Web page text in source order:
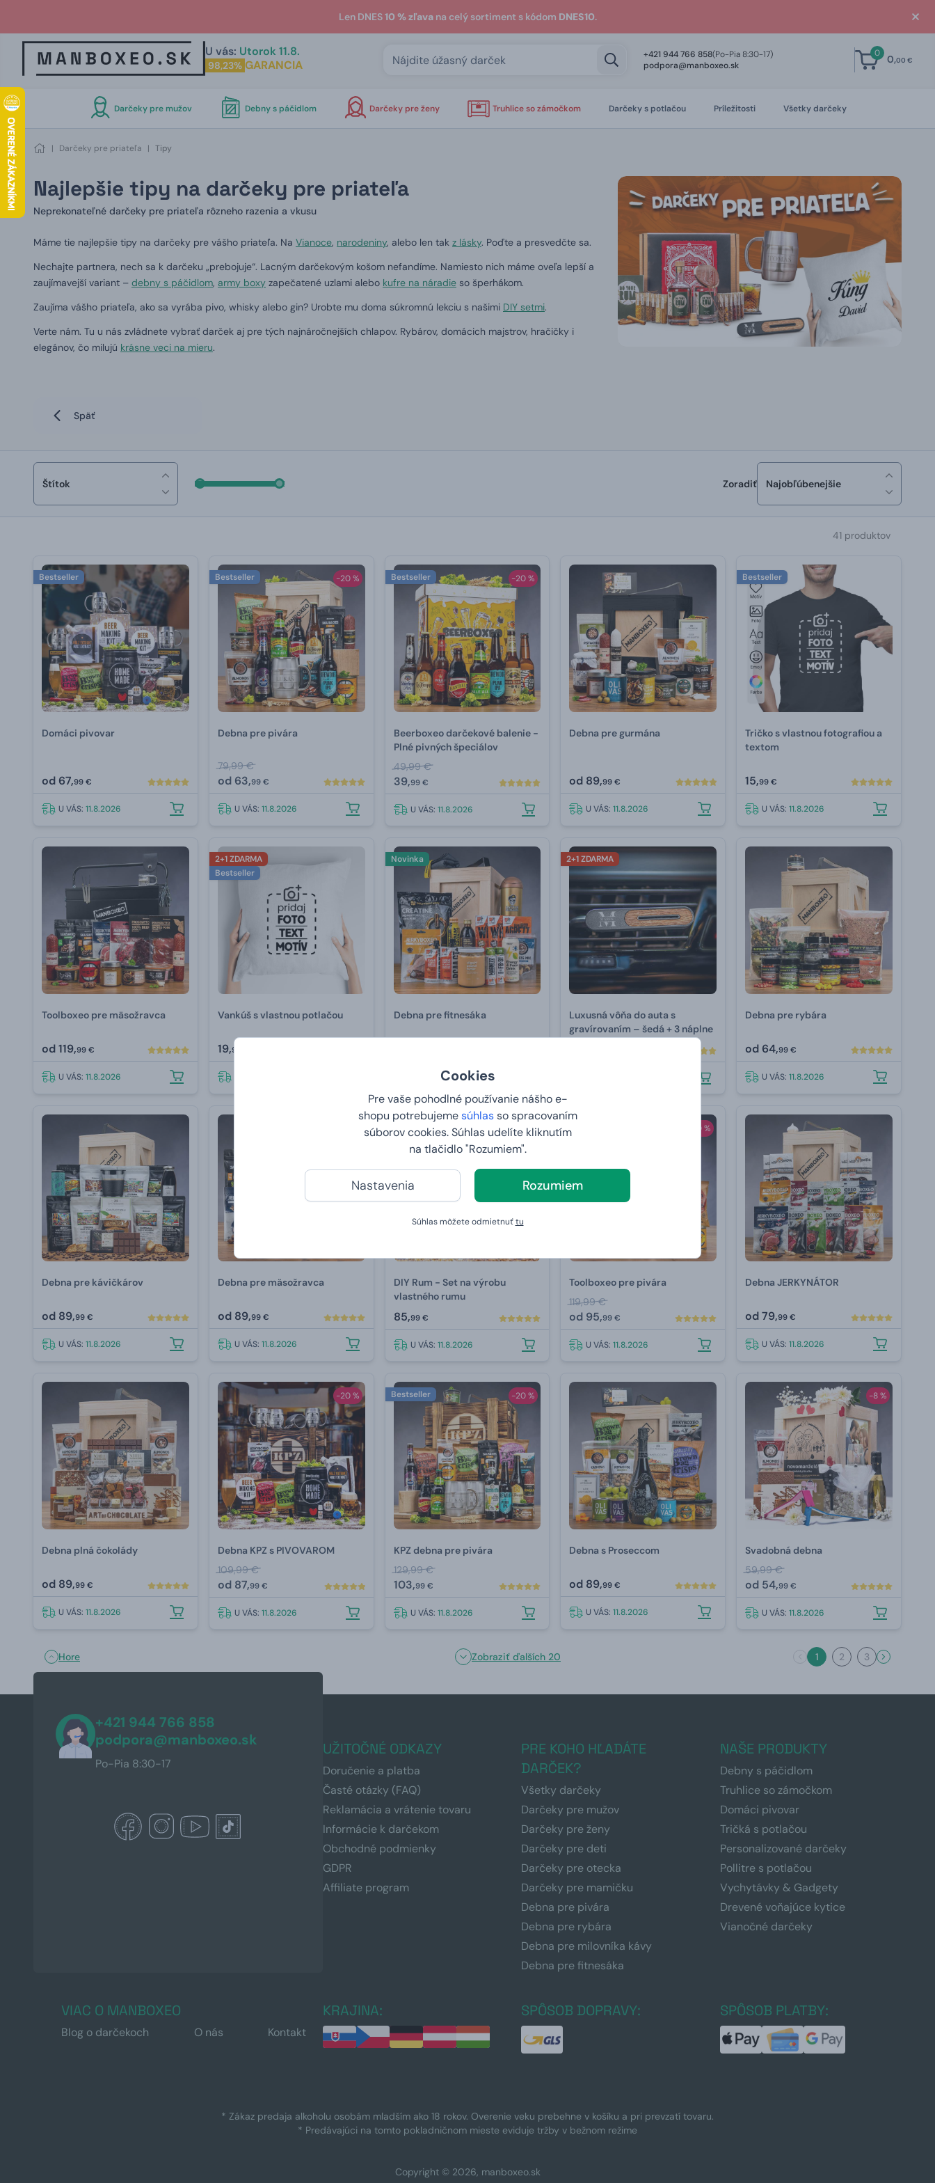
Cookies
Pre vaše pohodlné používanie nášho e-
shopu potrebujemesúhlasso spracovaním
súborov cookies. Súhlas udelíte kliknutím
na tlačidlo "Rozumiem".
Nastavenia Rozumiem
Súhlas môžete odmietnuťtu
Len DNES10 % zľavana celý sortiment s kódom DNES10.
U vás: Utorok 11.8.
98,23% GARANCIA
+421 944 766 858(Po-Pia 8:30-17)
podpora@manboxeo.sk
0 0,00 €
Darčeky pre mužov Debny s páčidlom Darčeky pre ženy Truhlice so zámočkom Darčeky s potlačou Príležitosti Všetky darčeky
| Darčeky pre priateľa | Tipy
Najlepšie tipy na darčeky pre priateľa
Neprekonateľné darčeky pre priateľa rôzneho razenia a vkusu
Máme tie najlepšie tipy na darčeky pre vášho priateľa. Na Vianoce, narodeniny, alebo len tak z lásky. Poďte a presvedčte sa.
Nechajte partnera, nech sa k darčeku „prebojuje“. Lacným darčekovým košom nefandíme. Namiesto nich máme oveľa lepší a
zaujímavejší variant – debny s páčidlom, army boxy zapečatené uzlami alebo kufre na náradie so šperhákom.
Zaujíma vášho priateľa, ako sa vyrába pivo, whisky alebo gin? Urobte mu doma súkromnú lekciu s našimi DIY setmi.
Verte nám. Tu u nás zvládnete vybrať darček aj pre tých najnáročnejších chlapov. Rybárov, domácich majstrov, hračičky i
elegánov, čo milujú krásne veci na mieru.
Späť
Štítok Zoradiť Najobľúbenejšie
41 produktov
Bestseller
Domáci pivovar
od 67,99 €
U VÁS: 11.8.2026
-20 %
Bestseller
Debna pre pivára
79,99 €
od 63,99 €
U VÁS: 11.8.2026
-20 %
Bestseller
Beerboxeo darčekové balenie -
Plné pivných špeciálov
49,99 €
39,99 €
U VÁS: 11.8.2026
Debna pre gurmána
od 89,99 €
U VÁS:11.8.2026
Bestseller
Tričko s vlastnou fotografiou a
textom
15,99 €
U VÁS:11.8.2026
Toolboxeo pre mäsožravca
od119,99 €
U VÁS: 11.8.2026
2+1 ZDARMA
Bestseller
Vankúš s vlastnou potlačou
19,99 €
Novinka
Debna pre fitnesáka
11.8.2026
2+1 ZDARMA
Luxusná vôňa do auta s
gravírovaním –⁠ šedá + 3 náplne
Debna pre rybára
od 64,99 €
U VÁS:11.8.2026
Debna pre kávičkárov
od 89,99 €
U VÁS: 11.8.2026
Debna pre mäsožravca
od 89,99 €
U VÁS: 11.8.2026
Bestseller
DIY Rum - Set na výrobu
vlastného rumu
85,99 €
U VÁS: 11.8.2026
-20 %
Toolboxeo pre pivára
119,99 €
od 95,99 €
U VÁS:11.8.2026
Debna JERKYNÁTOR
od79,99 €
U VÁS:11.8.2026
Debna plná čokolády
od 89,99 €
U VÁS: 11.8.2026
-20 %
Debna KPZ s PIVOVAROM
109,99 €
od 87,99 €
U VÁS: 11.8.2026
-20 %
Bestseller
KPZ debna pre pivára
129,99 €
103,99 €
U VÁS: 11.8.2026
Debna s Proseccom
od 89,99 €
U VÁS:11.8.2026
-8 %
Svadobná debna
59,99 €
od 54,99 €
U VÁS:11.8.2026
Hore Zobraziť ďalších 20 1 2 3
+421 944 766 858
podpora@manboxeo.sk
Po-Pia 8:30-17
UŽITOČNÉ ODKAZY
Doručenie a platba
Časté otázky (FAQ)
Reklamácia a vrátenie tovaru
Informácie k darčekom
Obchodné podmienky
GDPR
Affiliate program
PRE KOHO HĽADÁTE
DARČEK?
Všetky darčeky
Darčeky pre mužov
Darčeky pre ženy
Darčeky pre deti
Darčeky pre otecka
Darčeky pre mamičku
Debna pre pivára
Debna pre rybára
Debna pre milovníka kávy
Debna pre fitnesáka
NAŠE PRODUKTY
Debny s páčidlom
Truhlice so zámočkom
Domáci pivovar
Tričká s potlačou
Personalizované darčeky
Pollitre s potlačou
Vychytávky & Gadgety
Drevené voňajúce kytice
Vianočné darčeky
VIAC O MANBOXEO
Blog o darčekoch O nás Kontakt
KRAJINA: SPÔSOB DOPRAVY: SPÔSOB PLATBY:
* Zákaz predaja alkoholu osobám mladším ako 18 rokov. Overenie veku prebehne v košíku a pri prevzatí tovaru.
* Predávajúci na tomto pokladničnom mieste eviduje tržby v bežnom režime
Copyright © 2026, manboxeo.sk